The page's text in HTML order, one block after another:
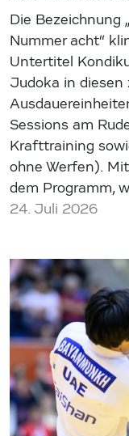
Die Bezeichnung
Nummer acht“
Untertitel
Judoka in diesen
Sessions am
Krafttraining
ohne Werfen).
dem Programm,
24. Juli 2026